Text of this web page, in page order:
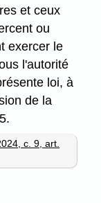
et ceux
ou
exercer le
l'autorité
loi, à
de la
c. 9, art.